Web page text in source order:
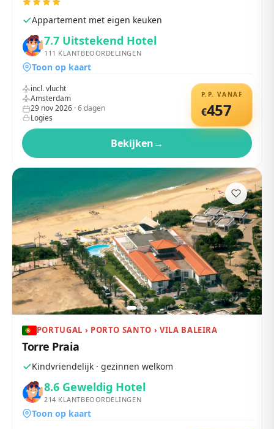
Appartement met eigen keuken
7.7 Uitstekend Hotel
111 KLANTBEOORDELINGEN
Toon op kaart
P.P. VANAF
€457
incl. vlucht
Amsterdam
29 nov 2026 ·6dagen
Logies
Bekijken→
PORTUGAL › PORTO SANTO › VILA BALEIRA
Torre Praia
Kindvriendelijk · gezinnen welkom
8.6 Geweldig Hotel
214 KLANTBEOORDELINGEN
Toon op kaart